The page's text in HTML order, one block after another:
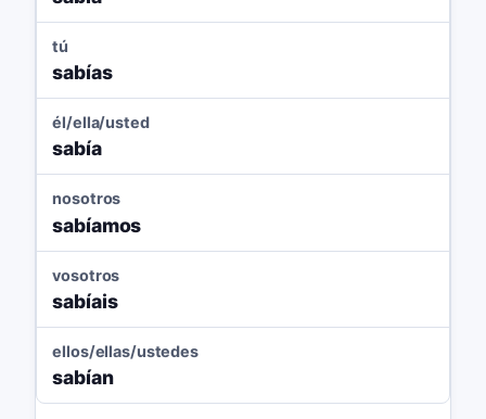
tú
sabías
él/ella/usted
sabía
nosotros
sabíamos
vosotros
sabíais
ellos/ellas/ustedes
sabían